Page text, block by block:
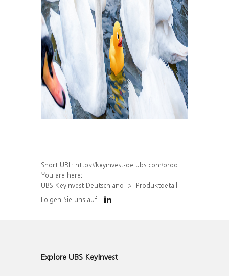
Short URL: https://keyinvest-de.ubs.com/produkt/detail/index/isin/DE000WA39AP5
You are here:
UBS KeyInvest Deutschland
Produktdetail
Folgen Sie uns auf
Explore UBS KeyInvest